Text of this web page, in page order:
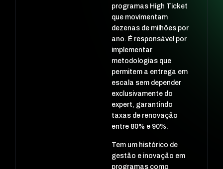
programas High Ticket
que movimentam
dezenas de milhões por
ano. É responsável por
implementar
metodologias que
permitem a entrega em
escala sem depender
exclusivamente do
expert, garantindo
taxas de renovação
entre 80% e 90%.
Tem um histórico de
gestão e inovação em
programas como